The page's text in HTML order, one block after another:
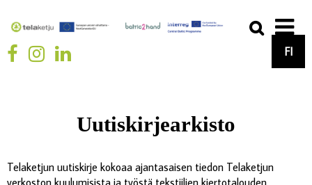
FI
Uutiskirjearkisto
Telaketjun uutiskirje kokoaa ajantasaisen tiedon Telaketjun
verkoston kuulumisista ja työstä tekstiilien kiertotalouden